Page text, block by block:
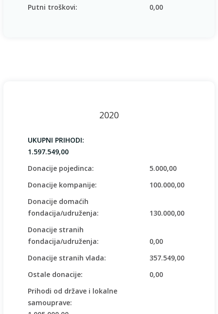
Putni troškovi:
0,00
2020
UKUPNI PRIHODI:
1.597.549,00
Donacije pojedinca:
5.000,00
Donacije kompanije:
100.000,00
Donacije domaćih
fondacija/udruženja:
130.000,00
Donacije stranih
fondacija/udruženja:
0,00
Donacije stranih vlada:
357.549,00
Ostale donacije:
0,00
Prihodi od države i lokalne
samouprave: